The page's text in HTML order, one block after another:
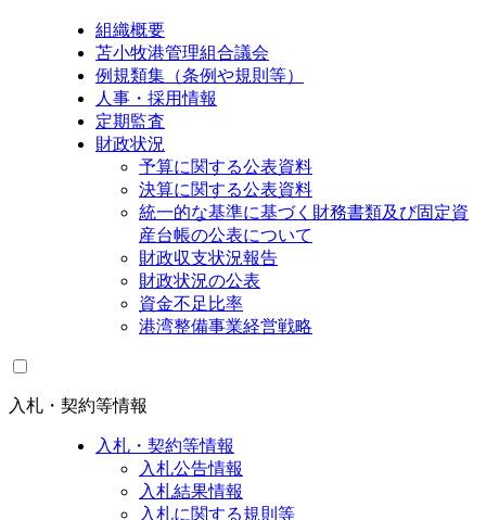
組織概要
苫小牧港管理組合議会
例規類集（条例や規則等）
人事・採用情報
定期監査
財政状況
予算に関する公表資料
決算に関する公表資料
統一的な基準に基づく財務書類及び固定資
産台帳の公表について
財政収支状況報告
財政状況の公表
資金不足比率
港湾整備事業経営戦略
入札・契約等情報
入札・契約等情報
入札公告情報
入札結果情報
入札に関する規則等